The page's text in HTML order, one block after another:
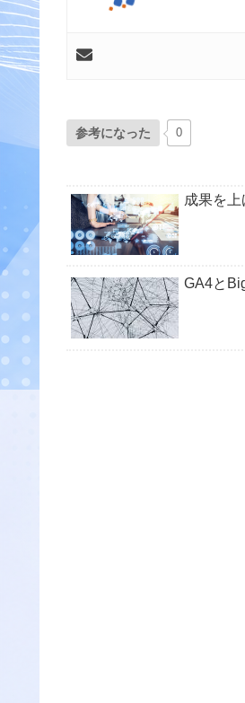
参考になった 0
成果を
GA4と